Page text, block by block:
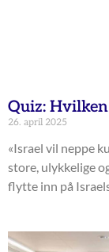
Quiz:
26. april 2025
«Israel vil neppe
store, ulykkelige
flytte inn på